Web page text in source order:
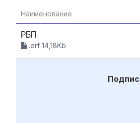
Наименование
РБП
.erf 14,18Kb